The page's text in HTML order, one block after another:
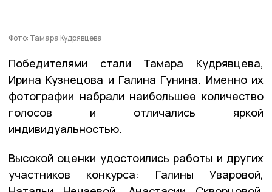
Фото: Тамара Кудрявцева
Победителями стали Тамара Кудрявцева,
Ирина Кузнецова и Галина Гунина. Именно их
фотографии набрали наибольшее количество
голосов и отличались яркой
индивидуальностью.
Высокой оценки удостоились работы и других
участников конкурса: Галины Уваровой,